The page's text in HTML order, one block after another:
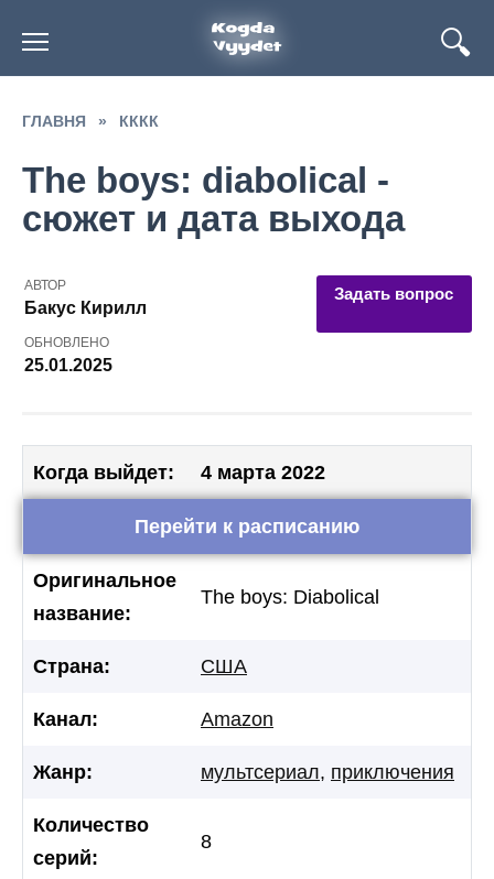
содержанию
ГЛАВНЯ » КККК
The boys: diabolical -
сюжет и дата выхода
АВТОР
Бакус Кирилл
Задать вопрос
ОБНОВЛЕНО
25.01.2025
Когда выйдет: 4 марта 2022
Перейти к расписанию
Оригинальное
название:
The boys: Diabolical
Страна: США
Канал: Amazon
Жанр: мультсериал, приключения
Количество
серий:
8